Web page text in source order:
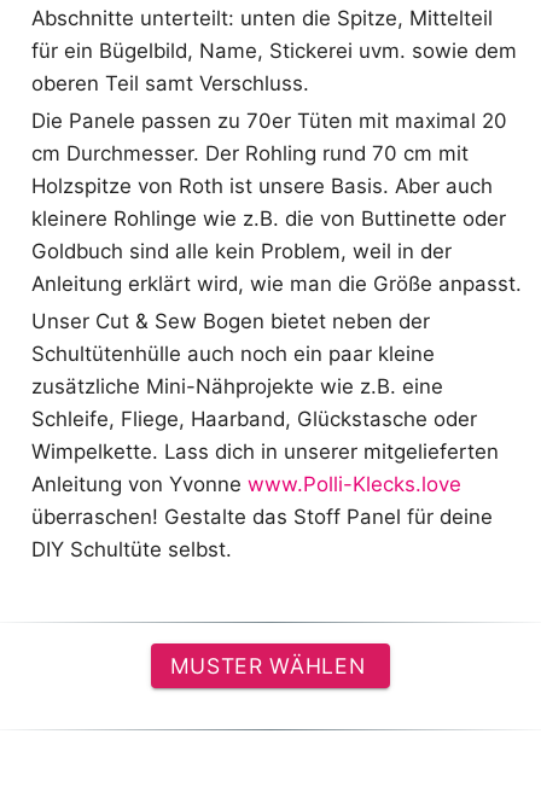
Abschnitte unterteilt: unten die Spitze, Mittelteil
für ein Bügelbild, Name, Stickerei uvm. sowie dem
oberen Teil samt Verschluss.
Die Panele passen zu 70er Tüten mit maximal 20
cm Durchmesser. Der Rohling rund 70 cm mit
Holzspitze von Roth ist unsere Basis. Aber auch
kleinere Rohlinge wie z.B. die von Buttinette oder
Goldbuch sind alle kein Problem, weil in der
Anleitung erklärt wird, wie man die Größe anpasst.
Unser Cut & Sew Bogen bietet neben der
Schultütenhülle auch noch ein paar kleine
zusätzliche Mini-Nähprojekte wie z.B. eine
Schleife, Fliege, Haarband, Glückstasche oder
Wimpelkette. Lass dich in unserer mitgelieferten
Anleitung von Yvonne www.Polli-Klecks.love
überraschen! Gestalte das Stoff Panel für deine
DIY Schultüte selbst.
MUSTER WÄHLEN